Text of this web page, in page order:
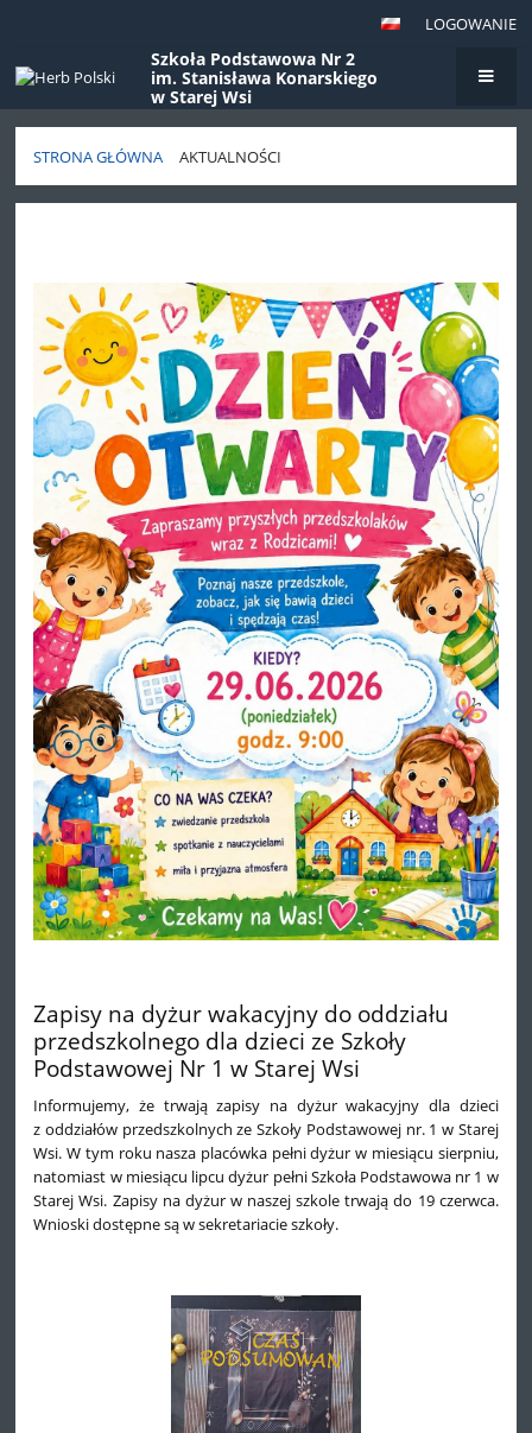
LOGOWANIE
Szkoła Podstawowa Nr 2
im. Stanisława Konarskiego
w Starej Wsi
STRONA GŁÓWNA AKTUALNOŚCI
Zapisy na dyżur wakacyjny do oddziału
przedszkolnego dla dzieci ze Szkoły
Podstawowej Nr 1 w Starej Wsi
Informujemy, że trwają zapisy na dyżur wakacyjny dla dzieci
z oddziałów przedszkolnych ze Szkoły Podstawowej nr. 1 w Starej
Wsi. W tym roku nasza placówka pełni dyżur w miesiącu sierpniu,
natomiast w miesiącu lipcu dyżur pełni Szkoła Podstawowa nr 1 w
Starej Wsi. Zapisy na dyżur w naszej szkole trwają do 19 czerwca.
Wnioski dostępne są w sekretariacie szkoły.